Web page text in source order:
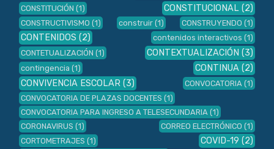
CONSTITUCIÓN (1) CONSTITUCIONAL (2)
CONSTRUCTIVISMO (1) construir (1) CONSTRUYENDO (1)
CONTENIDOS (2) contenidos interactivos (1)
CONTETUALIZACIÓN (1) CONTEXTUALIZACIÓN (3)
contingencia (1) CONTINUA (2)
CONVIVENCIA ESCOLAR (3) CONVOCATORIA (1)
CONVOCATORIA DE PLAZAS DOCENTES (1)
CONVOCATORIA PARA INGRESO A TELESECUNDARIA (1)
CORONAVIRUS (1) CORREO ELECTRÓNICO (1)
CORTOMETRAJES (1) COVID-19 (2)